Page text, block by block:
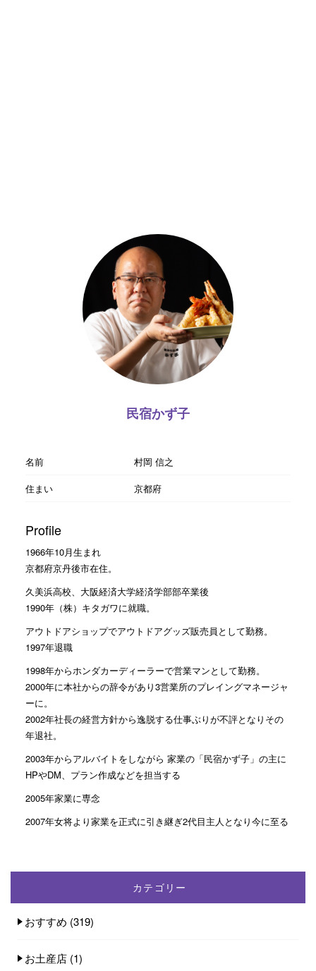
民宿かず子
名前
村岡 信之
住まい
京都府
Profile
1966年10月生まれ
京都府京丹後市在住。
久美浜高校、大阪経済大学経済学部部卒業後
1990年（株）キタガワに就職。
アウトドアショップでアウトドアグッズ販売員として勤務。
1997年退職
1998年からホンダカーディーラーで営業マンとして勤務。
2000年に本社からの辞令があり3営業所のプレイングマネージャ
ーに。
2002年社長の経営方針から逸脱する仕事ぶりが不評となりその
年退社。
2003年からアルバイトをしながら 家業の「民宿かず子」の主に
HPやDM、プラン作成などを担当する
2005年家業に専念
2007年女将より家業を正式に引き継ぎ2代目主人となり今に至る
カテゴリー
おすすめ (319)
お土産店 (1)